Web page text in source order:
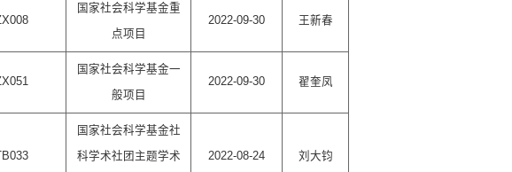
国家社会科学基金重
点项目
2022-09-30 王新春
国家社会科学基金一
般项目
2022-09-30 翟奎凤
国家社会科学基金社
科学术社团主题学术 2022-08-24 刘大钧